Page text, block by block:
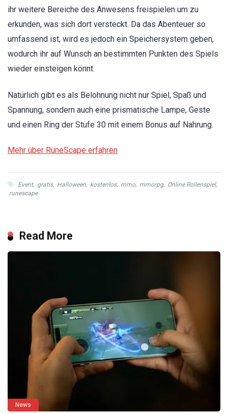
ihr weitere Bereiche des Anwesens freispielen um zu
erkunden, was sich dort versteckt. Da das Abenteuer so
umfassend ist, wird es jedoch ein Speichersystem geben,
wodurch ihr auf Wunsch an bestimmten Punkten des Spiels
wieder einsteigen könnt.
Natürlich gibt es als Belohnung nicht nur Spiel, Spaß und
Spannung, sondern auch eine prismatische Lampe, Geste
und einen Ring der Stufe 30 mit einem Bonus auf Nahrung.
Mehr über RuneScape erfahren
Event, gratis, Halloween, kostenlos, mmo, mmorpg, Online Rollenspiel,
runescape
Read More
News